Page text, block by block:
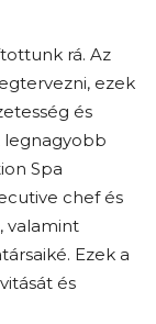
rá. Az
ezek
és
legnagyobb
Spa
chef és
valamint
Ezek a
és